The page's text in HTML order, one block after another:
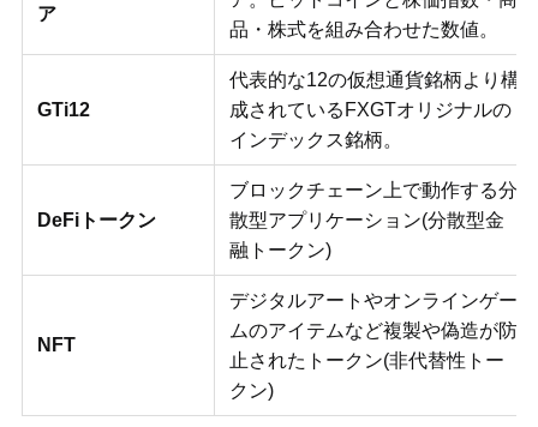
ア
品・株式を組み合わせた数値。
GTi12
代表的な12の仮想通貨銘柄より構
成されているFXGTオリジナルの
インデックス銘柄。
DeFiトークン
ブロックチェーン上で動作する分
散型アプリケーション(分散型金
融トークン)
NFT
デジタルアートやオンラインゲー
ムのアイテムなど複製や偽造が防
止されたトークン(非代替性トー
クン)